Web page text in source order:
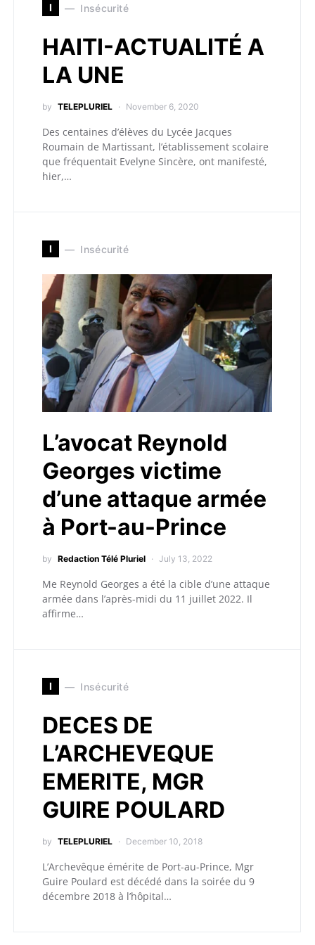
I Insécurité
HAITI-ACTUALITÉ A
LA UNE
by TELEPLURIEL November 6, 2020
Des centaines d’élèves du Lycée Jacques
Roumain de Martissant, l’établissement scolaire
que fréquentait Evelyne Sincère, ont manifesté,
hier,…
I Insécurité
L’avocat Reynold
Georges victime
d’une attaque armée
à Port-au-Prince
by Redaction Télé Pluriel July 13, 2022
Me Reynold Georges a été la cible d’une attaque
armée dans l’après-midi du 11 juillet 2022. Il
affirme…
I Insécurité
DECES DE
L’ARCHEVEQUE
EMERITE, MGR
GUIRE POULARD
by TELEPLURIEL December 10, 2018
L’Archevêque émérite de Port-au-Prince, Mgr
Guire Poulard est décédé dans la soirée du 9
décembre 2018 à l’hôpital…